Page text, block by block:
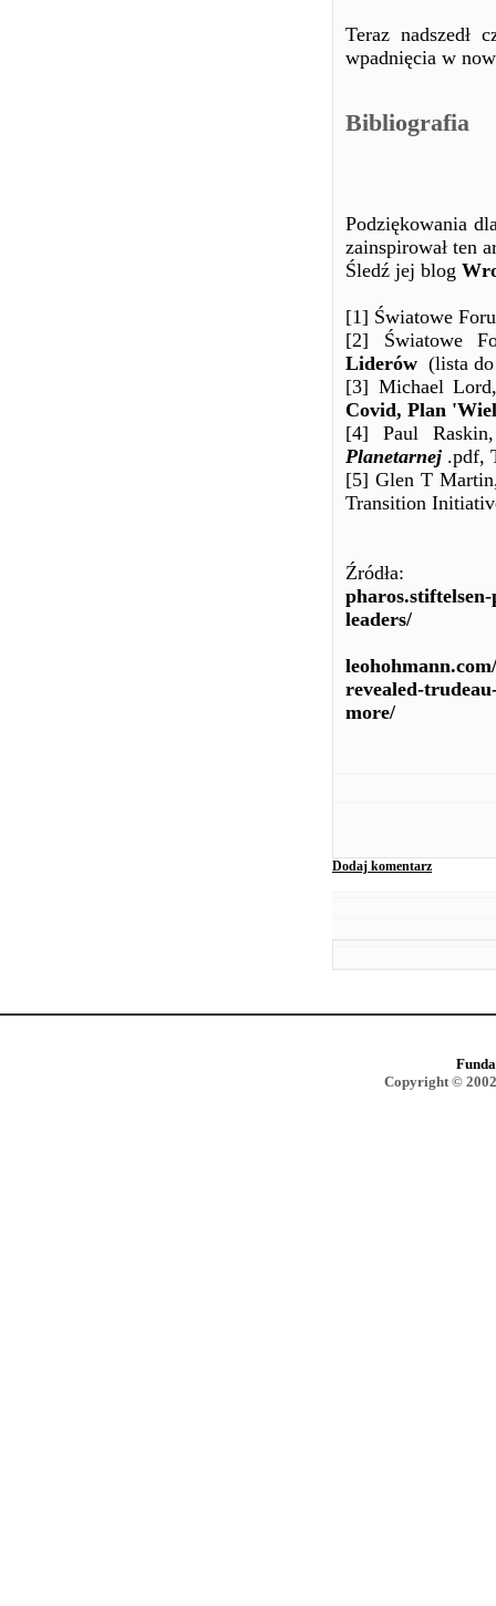
Teraz nadszedł
wpadnięcia w
Bibliografia
Podziękowania
zainspirował ten
Śledź jej blog
[1] Światowe
[2] Światowe
Liderów (lista
[3] Michael
Covid, Plan
[4] Paul
Planetarnej .pdf,
[5] Glen T
Transition
Źródła:
leaders/
revealed-
more/
Dodaj komentarz
Copyright ©